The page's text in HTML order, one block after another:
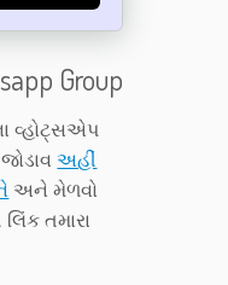
Group
વ્હોટ્સએપ
અહીં
અને મેળવો
તમારા